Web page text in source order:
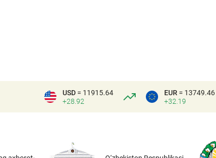
USD = 11915.64
+28.92
EUR = 13749.46
+32.19